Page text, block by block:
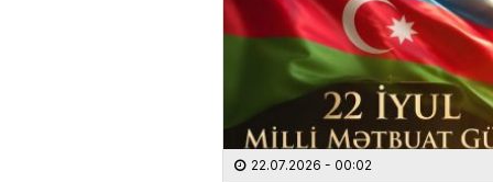
22.07.2026 - 00:02